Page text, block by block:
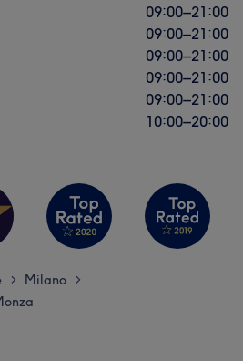
09:00–21:00
09:00–21:00
09:00–21:00
09:00–21:00
09:00–21:00
10:00–20:00
> Milano >